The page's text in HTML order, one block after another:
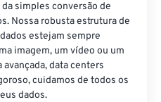
simples conversão de
Nossa robusta estrutura de
estejam sempre
imagem, um vídeo ou um
data centers
cuidamos de todos os
dados.